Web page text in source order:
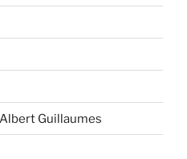
Guillaumes